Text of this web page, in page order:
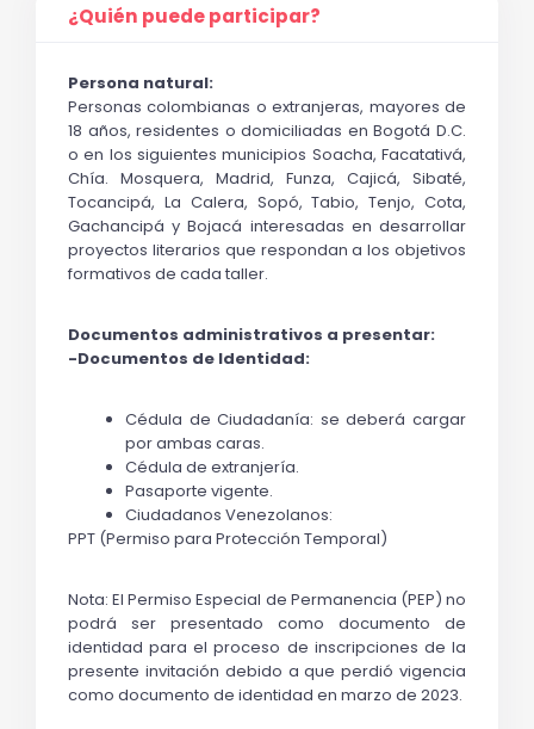
¿Quién puede participar?
Persona natural:
Personas colombianas o extranjeras, mayores de
18 años, residentes o domiciliadas en Bogotá D.C.
o en los siguientes municipios Soacha, Facatativá,
Chía. Mosquera, Madrid, Funza, Cajicá, Sibaté,
Tocancipá, La Calera, Sopó, Tabio, Tenjo, Cota,
Gachancipá y Bojacá interesadas en desarrollar
proyectos literarios que respondan a los objetivos
formativos de cada taller.
Documentos administrativos a presentar:
-Documentos de Identidad:
Cédula de Ciudadanía: se deberá cargar
por ambas caras.
Cédula de extranjería.
Pasaporte vigente.
Ciudadanos Venezolanos:
PPT (Permiso para Protección Temporal)
Nota: El Permiso Especial de Permanencia (PEP) no
podrá ser presentado como documento de
identidad para el proceso de inscripciones de la
presente invitación debido a que perdió vigencia
como documento de identidad en marzo de 2023.